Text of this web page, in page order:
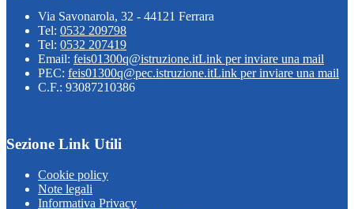
Via Savonarola, 32 - 44121 Ferrara
Tel: 0532 209798
Tel: 0532 207419
Email: feis01300q@istruzione.itLink per inviare una mail
PEC: feis01300q@pec.istruzione.itLink per inviare una mail
C.F.: 93087210386
Sezione Link Utili
Cookie policy
Note legali
Informativa Privacy